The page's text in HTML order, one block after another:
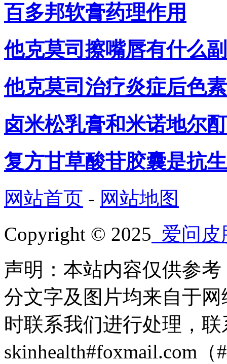
百多邦软膏药理作用
他克莫司擦嘴唇有什么
他克莫司治疗炎症后色
卤米松乳膏和米诺地尔
复方甘草酸苷胶囊是抗
网站首页 - 网站地图
Copyright © 2025 爱问皮
声明：本站内容仅供参
分文字及图片均来自于
时联系我们进行处理，
skinhealth#foxmail.com（